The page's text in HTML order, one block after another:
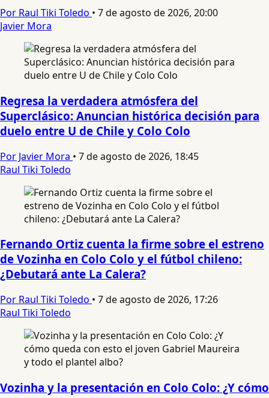
Por Raul Tiki Toledo • 7 de agosto de 2026, 20:00
Javier Mora
Regresa la verdadera atmósfera del
Superclásico: Anuncian histórica decisión para
duelo entre U de Chile y Colo Colo
Por Javier Mora • 7 de agosto de 2026, 18:45
Raul Tiki Toledo
Fernando Ortiz cuenta la firme sobre el estreno
de Vozinha en Colo Colo y el fútbol chileno:
¿Debutará ante La Calera?
Por Raul Tiki Toledo • 7 de agosto de 2026, 17:26
Raul Tiki Toledo
Vozinha y la presentación en Colo Colo: ¿Y cómo